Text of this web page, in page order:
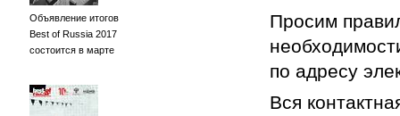
Объявление итогов
Best of Russia 2017
состоится в марте
Просим
по адресу
Вся